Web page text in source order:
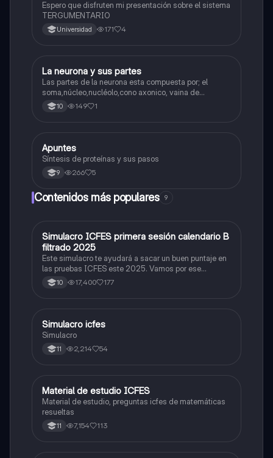
Espero que disfruten mi presentación sobre el sistema
TERGUMENTARIO
Universidad 171 4
Biologia
La neurona y sus partes
Las partes de la neurona esta compuesta por; el
soma,núcleo,nucléolo,cono axonico, vaina de
mielina,celula schwan,núcleo de schwann,nódulo de
Ranvier,terminal axonico Arborizacion terminal, botón
10 149 1
Biologia
Apuntes
Síntesis de proteínas y sus pasos
9 266 5
Contenidos más populares 9
ICFES: Matemáticas
Simulacro ICFES primera sesión calendario B
filtrado 2025
Este simulacro te ayudará a sacar un buen puntaje en
las pruebas ICFES este 2025. Vamos por ese
500/500. Y poder ser admitido en la universidad que
quieras, estudiar la carrera que quieres y no la que te
10 17,400 177
ICFES: Lectura Crítica
Simulacro icfes
Simulacro
11 2,214 54
ICFES: Matemáticas
Material de estudio ICFES
Material de estudio, preguntas icfes de matemáticas
resueltas
11 7,154 113